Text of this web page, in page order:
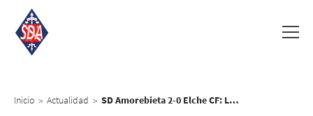
Inicio > Actualidad > SD Amorebieta 2-0 Elche CF: La falta de acierto deja sin un merecido premio a los azules